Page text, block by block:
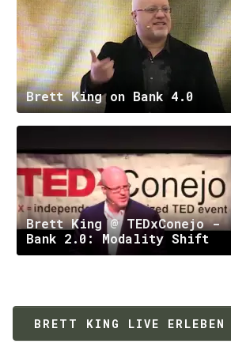
Brett King on Bank 4.0
Brett King @ TEDxConejo -
Bank 2.0: Modality Shift
BRETT KING LIVE ERLEBEN